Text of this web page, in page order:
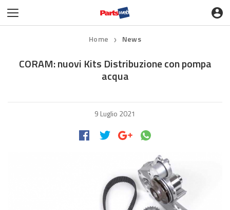
Home ❯ News
CORAM: nuovi Kits Distribuzione con pompa
acqua
9 Luglio 2021